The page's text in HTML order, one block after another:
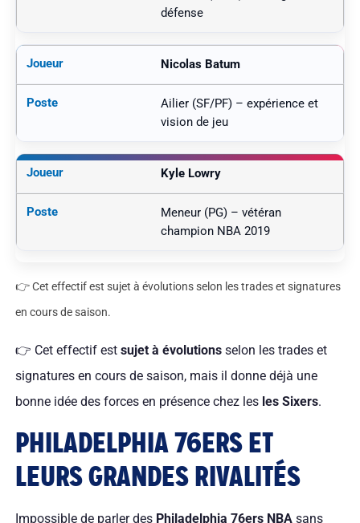
défense
Nicolas Batum
Ailier (SF/PF) – expérience et
vision de jeu
Kyle Lowry
Meneur (PG) – vétéran
champion NBA 2019
👉 Cet effectif est sujet à évolutions selon les trades et signatures
en cours de saison.
👉 Cet effectif est sujet à évolutionsselon les trades et
signatures en cours de saison, mais il donne déjà une
bonne idée des forces en présence chez les les Sixers.
PHILADELPHIA 76ERS ET
LEURS GRANDES RIVALITÉS
Impossible de parler des Philadelphia 76ers NBAsans